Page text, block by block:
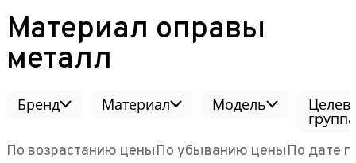
Материал оправы
металл
Бренд Материал Модель
группа
По возрастанию ценыПо убыванию ценыПо дате